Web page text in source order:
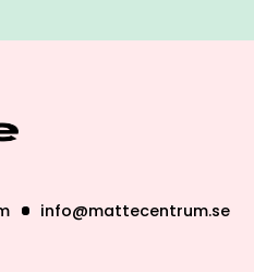
info@mattecentrum.se